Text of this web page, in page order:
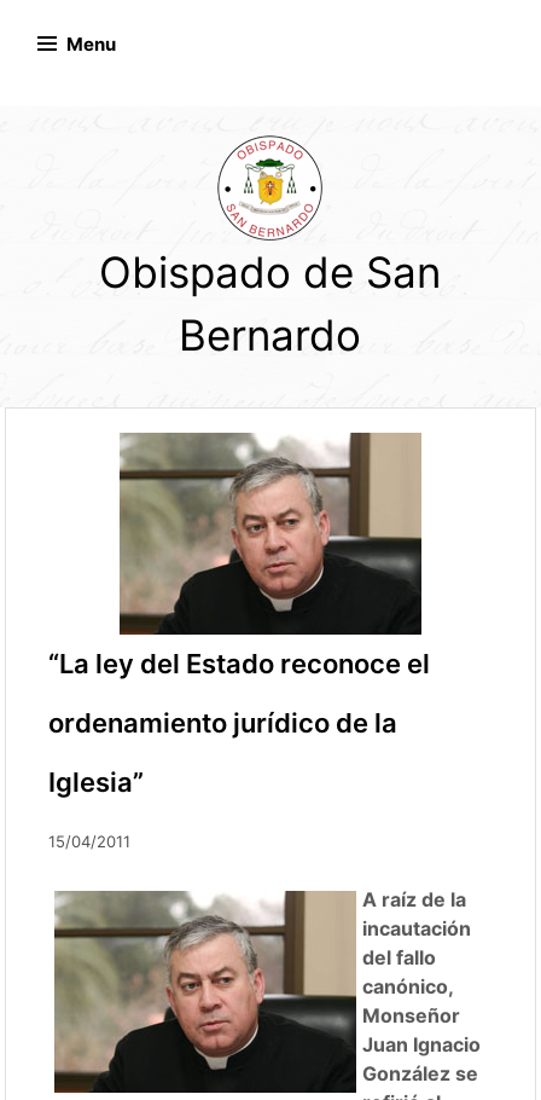
Menu
Obispado de San
Bernardo
“La ley del Estado reconoce el
ordenamiento jurídico de la
Iglesia”
15/04/2011
A raíz de la
incautación
del fallo
canónico,
Monseñor
Juan Ignacio
González se